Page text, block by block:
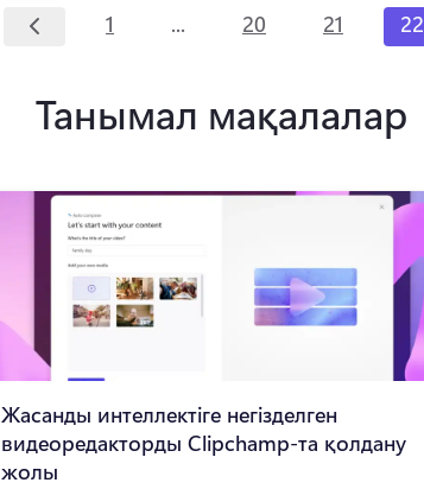
1 ... 20 21 22
Танымал мақалалар
Жасанды интеллектіге негізделген
видеоредакторды Clipchamp-та қолдану
жолы